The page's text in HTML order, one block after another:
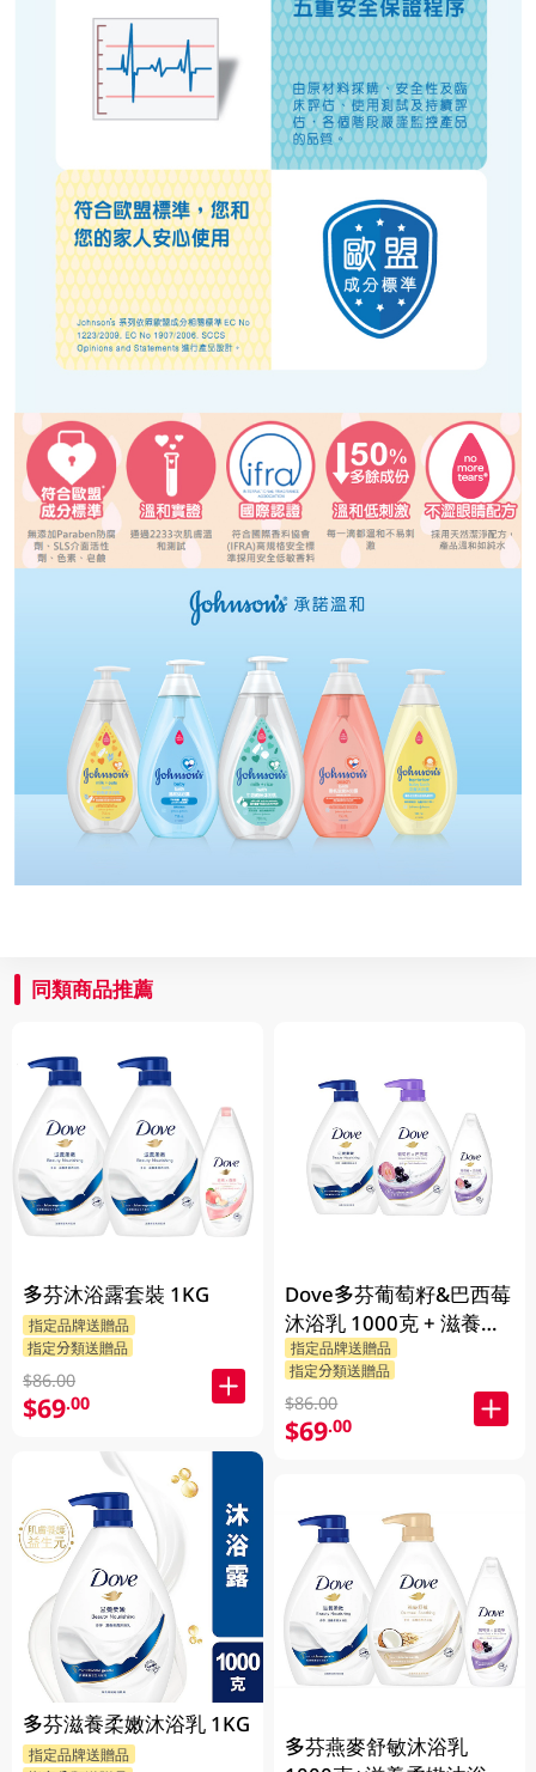
同類商品推薦
多芬沐浴露套裝 1KG
指定品牌送贈品
指定分類送贈品
$86.00
$69.00
多芬滋養柔嫩沐浴乳 1KG
指定品牌送贈品
Dove多芬葡萄籽&巴西莓
沐浴乳 1000克 + 滋養柔
嫰沐浴乳 1000克 + 隨機
贈品 200克
指定品牌送贈品
指定分類送贈品
$86.00
$69.00
多芬燕麥舒敏沐浴乳